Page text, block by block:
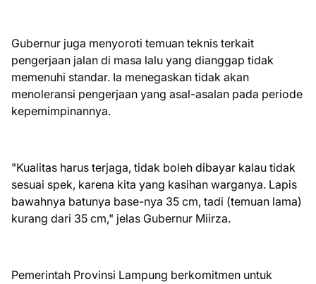
​Gubernur juga menyoroti temuan teknis terkait
pengerjaan jalan di masa lalu yang dianggap tidak
memenuhi standar. Ia menegaskan tidak akan
menoleransi pengerjaan yang asal-asalan pada periode
kepemimpinannya.
​"Kualitas harus terjaga, tidak boleh dibayar kalau tidak
sesuai spek, karena kita yang kasihan warganya. Lapis
bawahnya batunya base-nya 35 cm, tadi (temuan lama)
kurang dari 35 cm," jelas Gubernur Miirza.
​Pemerintah Provinsi Lampung berkomitmen untuk